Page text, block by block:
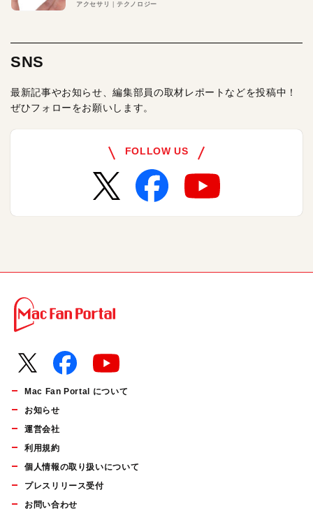
アクセサリ テクノロジー
SNS
最新記事やお知らせ、編集部員の取材レポートなどを投稿中！
ぜひフォローをお願いします。
FOLLOW US
Mac Fan Portal について
お知らせ
運営会社
利用規約
個人情報の取り扱いについて
プレスリリース受付
お問い合わせ